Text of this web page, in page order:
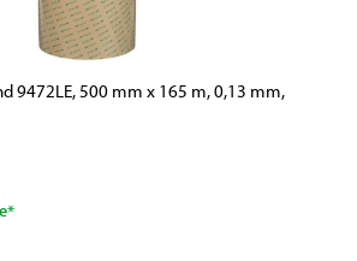
9472LE, 500 mm x 165 m, 0,13 mm,